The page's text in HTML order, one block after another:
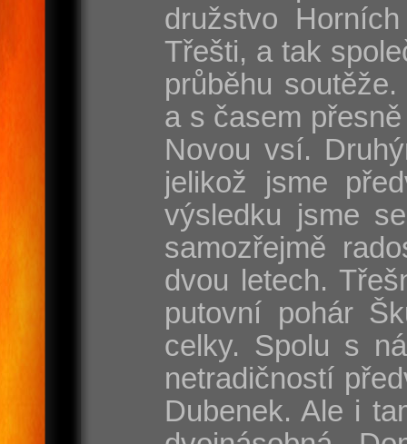
družstvo
Třešti, a tak
průběhu
a s časem
Novou vsí.
jelikož jsme
výsledku jsme
samozřejmě
dvou letech.
putovní pohár
celky. Spolu s
netradičností
Dubenek. Ale i